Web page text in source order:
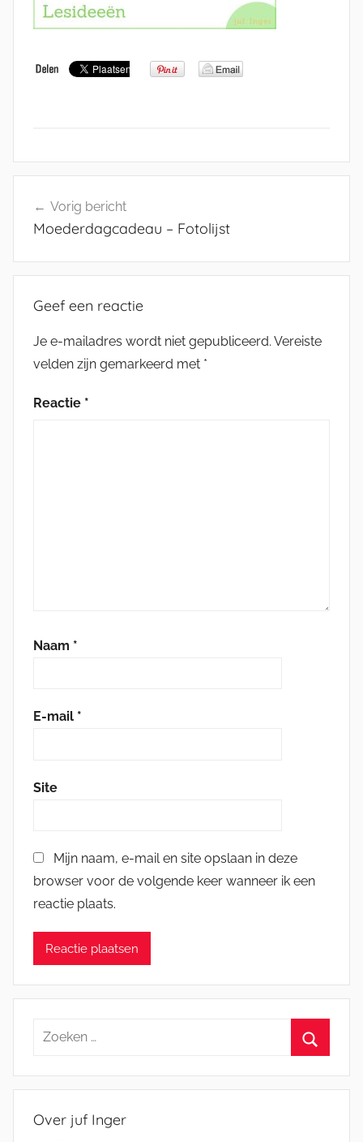
navigatie
Vorig bericht
Moederdagcadeau – Fotolijst
Geef een reactie
Je e-mailadres wordt niet gepubliceerd. Vereiste
velden zijn gemarkeerd met *
Reactie *
Naam *
E-mail *
Site
Mijn naam, e-mail en site opslaan in deze
browser voor de volgende keer wanneer ik een
reactie plaats.
Zoeken
Over juf Inger